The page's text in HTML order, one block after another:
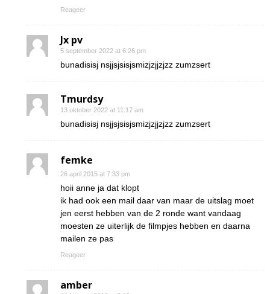
Reageer
Jx pv
5 september 2022 at 6:26 pm
bunadisisj nsjjsjsisjsmizjzjjzjzz zumzsert
Tmurdsy
13 oktober 2022 at 11:17 am
bunadisisj nsjjsjsisjsmizjzjjzjzz zumzsert
femke
26 april 2015 at 7:33 pm
hoii anne ja dat klopt
ik had ook een mail daar van maar de uitslag moet
jen eerst hebben van de 2 ronde want vandaag
moesten ze uiterlijk de filmpjes hebben en daarna
mailen ze pas
Reageer
amber